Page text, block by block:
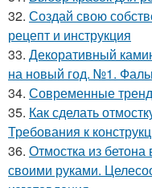
32. Создай свою
рецепт и инструкция
33. Декоративный
на новый год. №1.
34. Современные
35. Как сделать
Требования к
36. Отмостка из бетона
своими руками.